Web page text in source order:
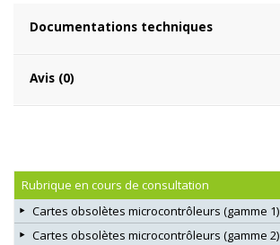
Documentations techniques
Avis (0)
Rubrique en cours de consultation
Cartes obsolètes microcontrôleurs (gamme 1)
Cartes obsolètes microcontrôleurs (gamme 2)